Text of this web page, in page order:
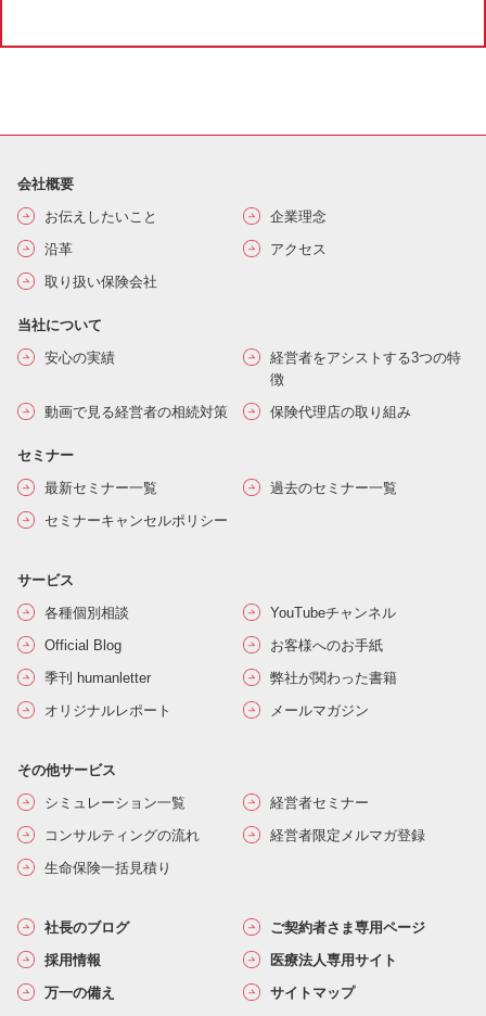
会社概要
お伝えしたいこと
企業理念
沿革
アクセス
取り扱い保険会社
当社について
安心の実績
経営者をアシストする3つの特
徴
動画で見る経営者の相続対策
保険代理店の取り組み
セミナー
最新セミナー一覧
過去のセミナー一覧
セミナーキャンセルポリシー
サービス
各種個別相談
YouTubeチャンネル
Official Blog
お客様へのお手紙
季刊 humanletter
弊社が関わった書籍
オリジナルレポート
メールマガジン
その他サービス
シミュレーション一覧
経営者セミナー
コンサルティングの流れ
経営者限定メルマガ登録
生命保険一括見積り
社長のブログ
ご契約者さま専用ページ
採用情報
医療法人専用サイト
万一の備え
サイトマップ